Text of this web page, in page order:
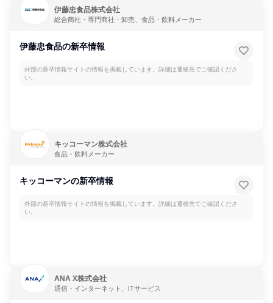
伊藤忠食品株式会社
総合商社・専門商社・卸売、食品・飲料メーカー
伊藤忠食品の新卒情報
外部の新卒情報サイトの情報を掲載しています。詳細は遷移先でご確認くださ
い。
キッコーマン株式会社
食品・飲料メーカー
キッコーマンの新卒情報
外部の新卒情報サイトの情報を掲載しています。詳細は遷移先でご確認くださ
い。
ANA X株式会社
通信・インターネット、ITサービス